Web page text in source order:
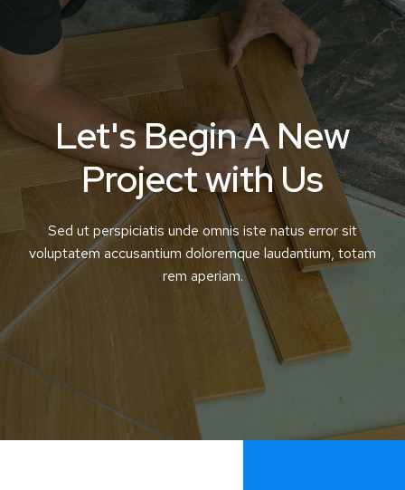
Let's Begin A New
Project with Us
Sed ut perspiciatis unde omnis iste natus error sit
voluptatem accusantium doloremque laudantium, totam
rem aperiam.